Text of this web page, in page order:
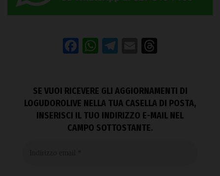
Facebook
WhatsApp
Telegram
Email
SE VUOI RICEVERE GLI AGGIORNAMENTI DI
LOGUDOROLIVE NELLA TUA CASELLA DI POSTA,
INSERISCI IL TUO INDIRIZZO E-MAIL NEL
CAMPO SOTTOSTANTE.